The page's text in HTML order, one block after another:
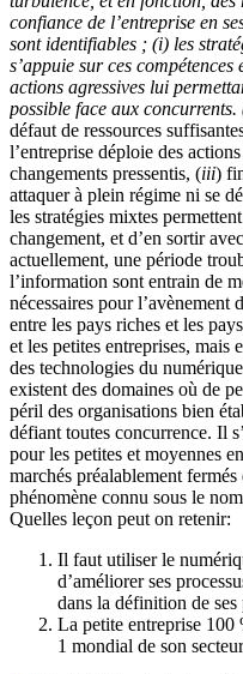
confiance de l’entreprise en
sont identifiables ; (i) les
s’appuie sur ces
actions agressives lui
possible face aux concurrents.
défaut de ressources
l’entreprise déploie des
changements pressentis, (iii)
attaquer à plein régime ni se
les stratégies mixtes
changement, et d’en sortir
actuellement, une période
l’information sont entrain de
nécessaires pour l’avènement
entre les pays riches et les
et les petites entreprises,
des technologies du
existent des domaines où de
péril des organisations bien
défiant toutes concurrence. Il
pour les petites et moyennes
marchés préalablement
phénomène connu sous le nom
Quelles leçon peut on retenir:
Il faut utiliser le
d’améliorer ses
dans la définition de ses
La petite entreprise 100
1 mondial de son